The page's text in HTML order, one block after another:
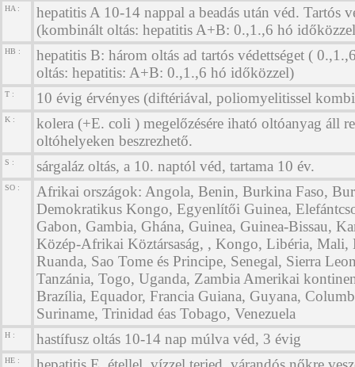
HA :
hepatitis A 10-14 nappal a beadás után véd. Tartós
(kombinált oltás: hepatitis A+B: 0.,1.,6 hó
HB :
hepatitis B: három oltás ad tartós védettséget (
oltás: hepatitis: A+B: 0.,1.,6 hó időközzel)
T : 10 évig érvényes (diftériával, poliomyelitissel
K :
kolera (+E. coli ) megelőzésére iható oltóanyag áll
oltóhelyeken beszrezhető.
S : sárgaláz oltás, a 10. naptól véd, tartama 10 év.
SO :
Afrikai országok: Angola, Benin, Burkina Faso,
Demokratikus Kongo, Egyenlítői Guinea,
Gabon, Gambia, Ghána, Guinea, Guinea-Bissau,
Közép-Afrikai Köztársaság, , Kongo, Libéria, Mali,
Ruanda, Sao Tome és Principe, Senegal, Sierra
Tanzánia, Togo, Uganda, Zambia Amerikai
Brazília, Equador, Francia Guiana, Guyana,
Suriname, Trinidad éas Tobago, Venezuela
H : hastífusz oltás 10-14 nap múlva véd, 3 évig
HE :